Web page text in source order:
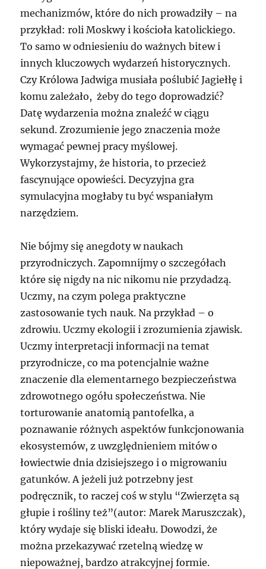
mechanizmów, które do nich prowadziły – na
przykład: roli Moskwy i kościoła katolickiego.
To samo w odniesieniu do ważnych bitew i
innych kluczowych wydarzeń historycznych.
Czy Królowa Jadwiga musiała poślubić Jagiełłę i
komu zależało, żeby do tego doprowadzić?
Datę wydarzenia można znaleźć w ciągu
sekund. Zrozumienie jego znaczenia może
wymagać pewnej pracy myślowej.
Wykorzystajmy, że historia, to przecież
fascynujące opowieści. Decyzyjna gra
symulacyjna mogłaby tu być wspaniałym
narzędziem.
Nie bójmy się anegdoty w naukach
przyrodniczych. Zapomnijmy o szczegółach
które się nigdy na nic nikomu nie przydadzą.
Uczmy, na czym polega praktyczne
zastosowanie tych nauk. Na przykład – o
zdrowiu. Uczmy ekologii i zrozumienia zjawisk.
Uczmy interpretacji informacji na temat
przyrodnicze, co ma potencjalnie ważne
znaczenie dla elementarnego bezpieczeństwa
zdrowotnego ogółu społeczeństwa. Nie
torturowanie anatomią pantofelka, a
poznawanie różnych aspektów funkcjonowania
ekosystemów, z uwzględnieniem mitów o
łowiectwie dnia dzisiejszego i o migrowaniu
gatunków. A jeżeli już potrzebny jest
podręcznik, to raczej coś w stylu “Zwierzęta są
głupie i rośliny też”(autor: Marek Maruszczak),
który wydaje się bliski ideału. Dowodzi, że
można przekazywać rzetelną wiedzę w
niepoważnej, bardzo atrakcyjnej formie.